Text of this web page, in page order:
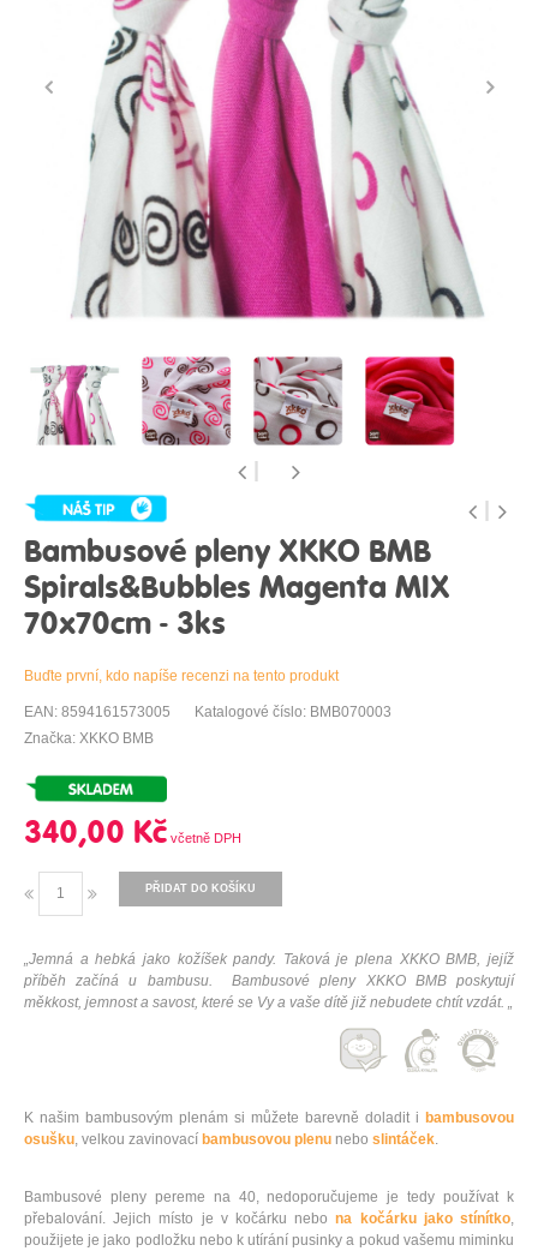
Bambusové pleny XKKO BMB
Spirals&Bubbles Magenta MIX
70x70cm - 3ks
Buďte první, kdo napíše recenzi na tento produkt
EAN: 8594161573005
Katalogové číslo: BMB070003
Značka: XKKO BMB
340,00 Kč
PŘIDAT DO KOŠÍKU
„Jemná a hebká jako kožíšek pandy. Taková je plena XKKO BMB, jejíž
příběh začíná u bambusu. Bambusové pleny XKKO BMB poskytují
měkkost, jemnost a savost, které se Vy a vaše dítě již nebudete chtít vzdát. „
K našim bambusovým plenám si můžete barevně doladit i bambusovou
osušku, velkou zavinovací bambusovou plenu nebo slintáček.
Bambusové pleny pereme na 40, nedoporučujeme je tedy používat k
přebalování. Jejich místo je v kočárku nebona kočárku jako stínítko,
použijete je jako podložku nebo k utírání pusinky a pokud vašemu miminku